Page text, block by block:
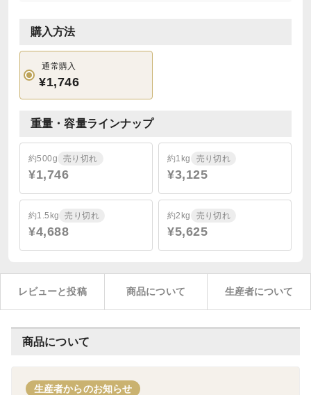
購入方法
通常購入
¥1,746
重量・容量ラインナップ
約500g 売り切れ
¥1,746
約1kg 売り切れ
¥3,125
約1.5kg 売り切れ
¥4,688
約2kg 売り切れ
¥5,625
レビューと投稿 商品について 生産者について
商品について
生産者からのお知らせ